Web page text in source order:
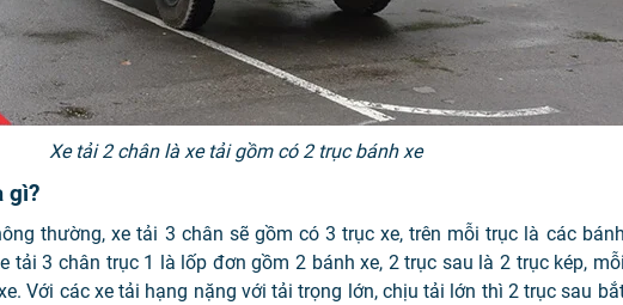
Xe tải 2 chân là xe tải gồm có 2 trục bánh xe
gì?
thường, xe tải 3 chân sẽ gồm có 3 trục xe, trên mỗi trục là các bánh
tải 3 chân trục 1 là lốp đơn gồm 2 bánh xe, 2 trục sau là 2 trục kép, mỗi
Với các xe tải hạng nặng với tải trọng lớn, chịu tải lớn thì 2 trục sau